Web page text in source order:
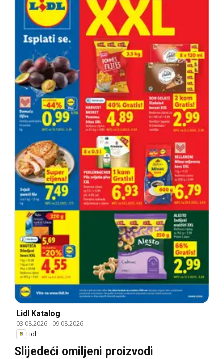
Lidl Katalog
03.08.2026- 09.08.2026
Lidl
Slijedeći omiljeni proizvodi